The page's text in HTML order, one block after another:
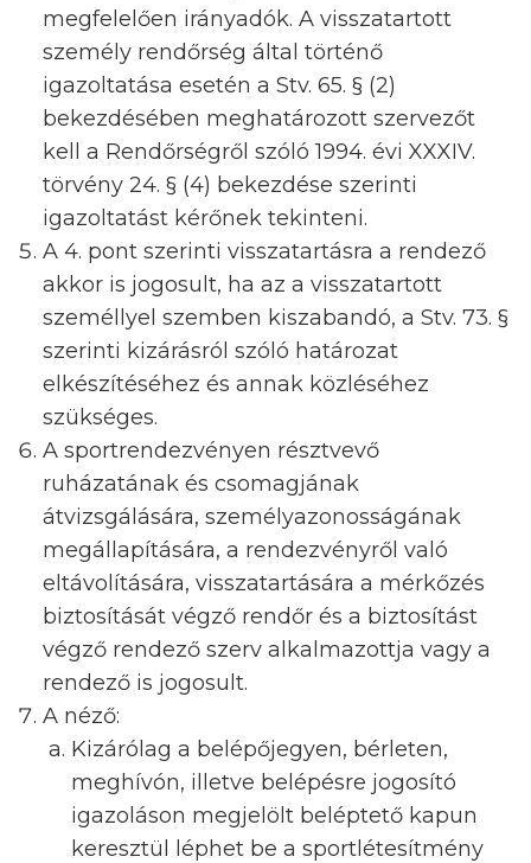
megfelelően irányadók. A visszatartott
személy rendőrség által történő
igazoltatása esetén a Stv. 65. § (2)
bekezdésében meghatározott szervezőt
kell a Rendőrségről szóló 1994. évi XXXIV.
törvény 24. § (4) bekezdése szerinti
igazoltatást kérőnek tekinteni.
A 4. pont szerinti visszatartásra a rendező
akkor is jogosult, ha az a visszatartott
személlyel szemben kiszabandó, a Stv. 73. §
szerinti kizárásról szóló határozat
elkészítéséhez és annak közléséhez
szükséges.
A sportrendezvényen résztvevő
ruházatának és csomagjának
átvizsgálására, személyazonosságának
megállapítására, a rendezvényről való
eltávolítására, visszatartására a mérkőzés
biztosítását végző rendőr és a biztosítást
végző rendező szerv alkalmazottja vagy a
rendező is jogosult.
A néző:
Kizárólag a belépőjegyen, bérleten,
meghívón, illetve belépésre jogosító
igazoláson megjelölt beléptető kapun
keresztül léphet be a sportlétesítmény